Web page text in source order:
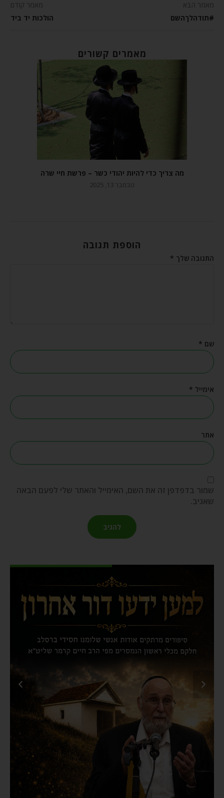
מאמר הבא
#תודהלךהשם
מאמר קודם
הולכות יד ביד
מאמרים קשורים
מה צריך כדי להיות יהודי כשר – פרשת חיי שרה
נובמבר 13, 2025
הוספת תגובה
התגובה שלך *
שם *
אימייל *
אתר
שמור בדפדפן זה את השם, האימייל והאתר שלי לפעם הבאה
שאגיב.